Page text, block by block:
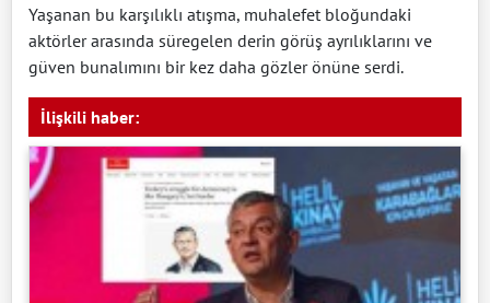
Yaşanan bu karşılıklı atışma, muhalefet bloğundaki
aktörler arasında süregelen derin görüş ayrılıklarını ve
güven bunalımını bir kez daha gözler önüne serdi.
İlişkili haber: